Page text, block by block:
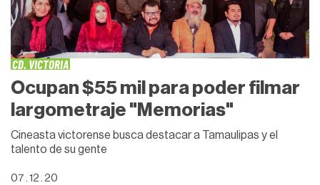
CD. VICTORIA
Ocupan $55 mil para poder filmar
largometraje "Memorias"
Cineasta victorense busca destacar a Tamaulipas y el
talento de su gente
07 . 12 . 20